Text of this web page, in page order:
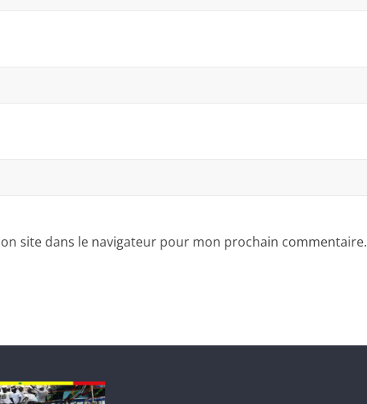
site dans le navigateur pour mon prochain commentaire.